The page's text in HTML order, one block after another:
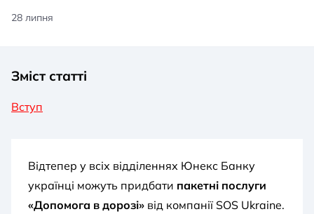
28 липня
Відтепер у всіх відділеннях Юнекс Банку
українці можуть придбати пакетні послуги
«Допомога в дорозі» від компанії SOS Ukraine.
Зміст статті
Вступ